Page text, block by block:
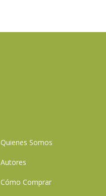
Quienes Somos
Autores
Cómo Comprar